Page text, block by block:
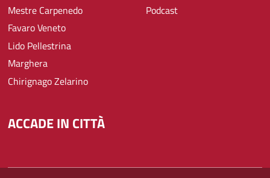
Mestre Carpenedo
Favaro Veneto
Lido Pellestrina
Marghera
Chirignago Zelarino
Podcast
ACCADE IN CITTÀ